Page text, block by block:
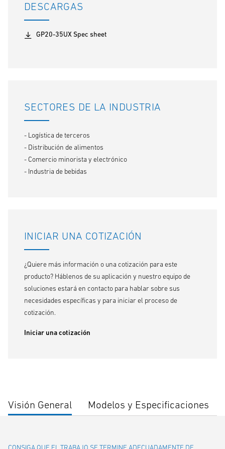
DESCARGAS
GP20-35UX Spec sheet
SECTORES DE LA INDUSTRIA
- Logística de terceros
- Distribución de alimentos
- Comercio minorista y electrónico
- Industria de bebidas
INICIAR UNA COTIZACIÓN
¿Quiere más información o una cotización para este
producto? Háblenos de su aplicación y nuestro equipo de
soluciones estará en contacto para hablar sobre sus
necesidades específicas y para iniciar el proceso de
cotización.
Iniciar una cotización
Visión General Modelos y Especificaciones